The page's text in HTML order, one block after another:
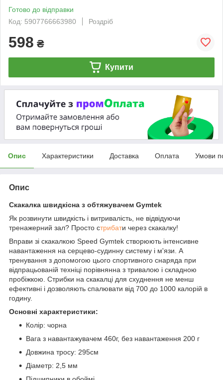
Готово до відправки
Код: 5907766663980
Роздріб
598 ₴
Купити
Опис Характеристики Доставка Оплата Умови
Опис
Скакалка швидкісна з обтяжувачем Gymtek
Як розвинути швидкість і витривалість, не відвідуючи
тренажерний зал? Просто стрибати через скакалку!
Вправи зі скакалкою Speed Gymtek створюють інтенсивне
навантаження на серцево-судинну систему і м'язи. А
тренування з допомогою цього спортивного снаряда при
відпрацьованій техніці порівнянна з тривалою і складною
пробіжкою. Стрибки на скакалці для схуднення не менш
ефективні і дозволяють спалювати від 700 до 1000 калорій в
годину.
Основні характеристики:
Колір: чорна
Вага з навантажувачем 460г, без навантаження 200 г
Довжина тросу: 295см
Діаметр: 2,5 мм